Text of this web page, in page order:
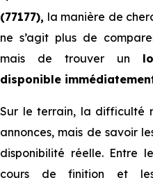
(77177), la manière de
ne s’agit plus de
mais de trouver un
disponible
Sur le terrain, la difficulté
annonces, mais de savoir
disponibilité réelle. Entre
cours de finition et